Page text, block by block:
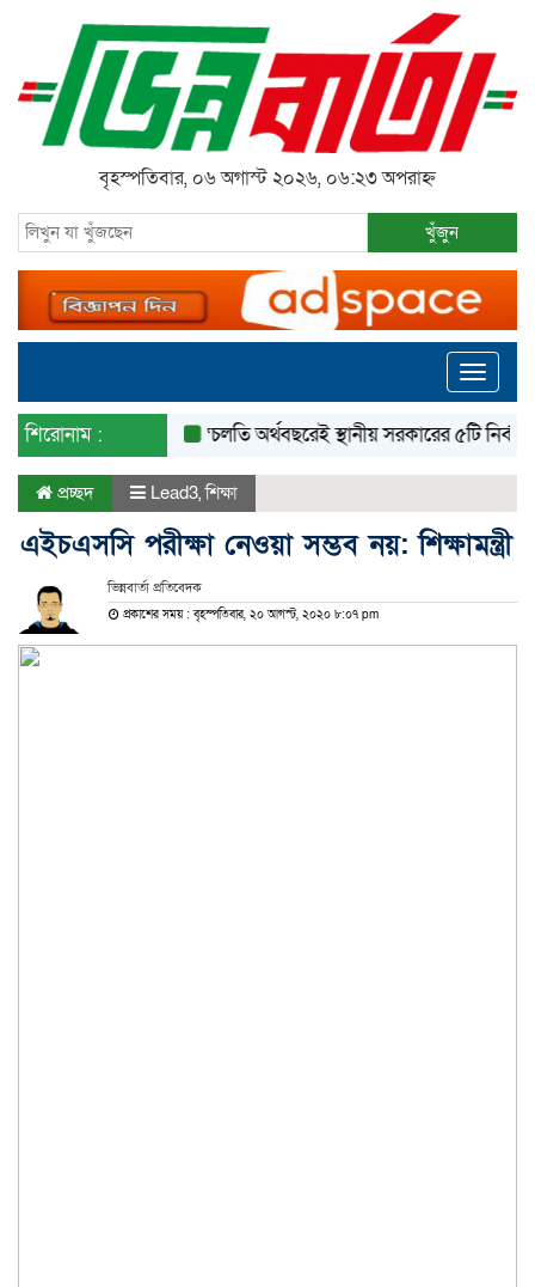
বৃহস্পতিবার, ০৬ অগাস্ট ২০২৬, ০৬:২৩ অপরাহ্ন
খুঁজুন
Toggle
শিরোনাম : ‘চলতি অর্থবছরেই স্থানীয় সরকারের ৫টি নির্বাচন
প্রচ্ছদ Lead3,শিক্ষা
এইচএসসি পরীক্ষা নেওয়া সম্ভব নয়: শিক্ষামন্ত্রী
ভিন্নবার্তা প্রতিবেদক
প্রকাশের সময় : বৃহস্পতিবার, ২০ আগস্ট, ২০২০ ৮:০৭ pm